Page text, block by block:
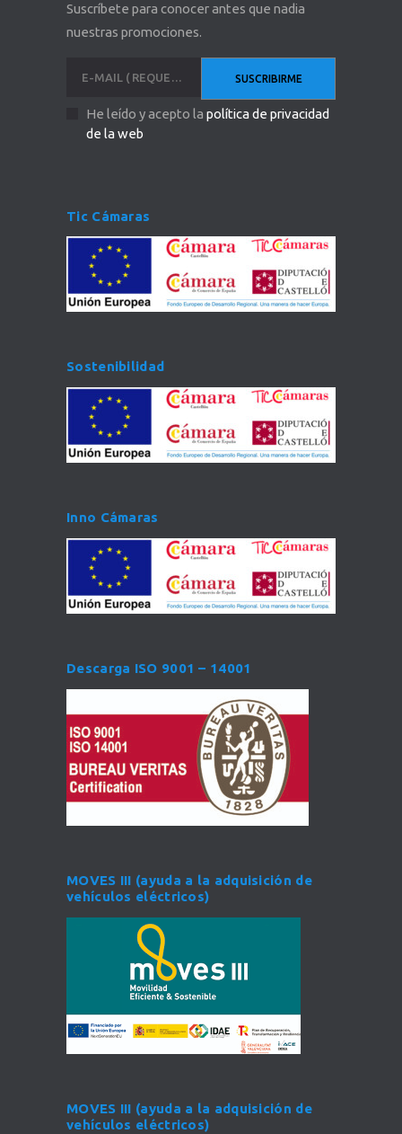
Suscríbete para conocer antes que nadia
nuestras promociones.
He leído y acepto lapolítica de privacidad
de la web
Tic Cámaras
Sostenibilidad
Inno Cámaras
Descarga ISO 9001 – 14001
MOVES III (ayuda a la adquisición de
vehículos eléctricos)
MOVES III (ayuda a la adquisición de
vehículos eléctricos)